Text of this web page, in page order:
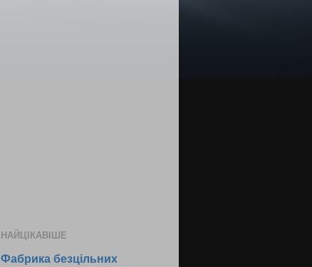
НАЙЦІКАВІШЕ
Фабрика безцільних